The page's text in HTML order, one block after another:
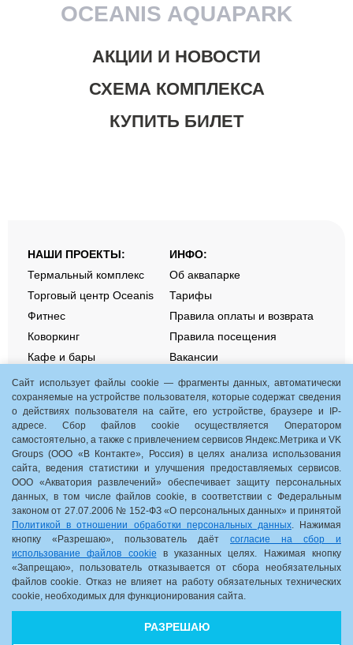
OCEANIS AQUAPARK
АКЦИИ И НОВОСТИ
СХЕМА КОМПЛЕКСА
КУПИТЬ БИЛЕТ
НАШИ ПРОЕКТЫ:
Термальный комплекс
Торговый центр Oceanis
Фитнес
Коворкинг
Кафе и бары
Отели-партнеры
ИНФО:
Об аквапарке
Тарифы
Правила оплаты и возврата
Правила посещения
Вакансии
Контакты
Aquamania. Акции и события
Подарочные сертификаты
Детские дни рождения
Групповые посещения
СОУТ
Nizhny Novgorod, Gagarina ave, 35, b. 1
10:00-22:00
Схема комплекса
8 (831) 2-831-831
Сайт использует файлы cookie — фрагменты данных, автоматически
сохраняемые на устройстве пользователя, которые содержат сведения
о действиях пользователя на сайте, его устройстве, браузере и IP-
адресе. Сбор файлов cookie осуществляется Оператором
самостоятельно, а также с привлечением сервисов Яндекс.Метрика и VK
Groups (ООО «В Контакте», Россия) в целях анализа использования
сайта, ведения статистики и улучшения предоставляемых сервисов.
ООО «Акватория развлечений» обеспечивает защиту персональных
данных, в том числе файлов cookie, в соответствии с Федеральным
законом от 27.07.2006 № 152-ФЗ «О персональных данных» и принятой
Политикой в отношении обработки персональных данных. Нажимая
кнопку «Разрешаю», пользователь даёт согласие на сбор и
использование файлов cookie в указанных целях. Нажимая кнопку
«Запрещаю», пользователь отказывается от сбора необязательных
файлов cookie. Отказ не влияет на работу обязательных технических
cookie, необходимых для функционирования сайта.
РАЗРЕШАЮ